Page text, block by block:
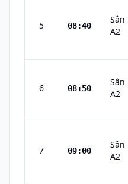
5 08:40
Sân
A2
6 08:50
Sân
A2
7 09:00
Sân
A2